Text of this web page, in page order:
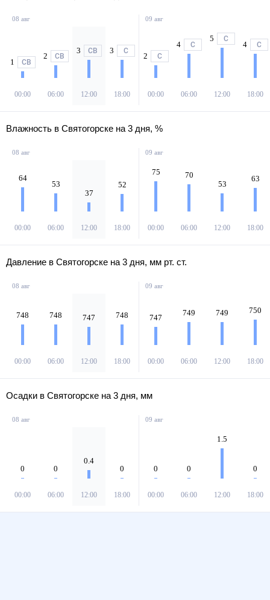
08 авг
1 СВ
00:00
2 СВ
06:00
3 СВ
12:00
3 С
18:00
09 авг
2 С
00:00
4 С
06:00
5 С
12:00
4 С
18:00
Влажность в Святогорске на 3 дня, %
08 авг
64
00:00
53
06:00
37
12:00
52
18:00
09 авг
75
00:00
70
06:00
53
12:00
63
18:00
Давление в Святогорске на 3 дня, мм рт. ст.
08 авг
748
00:00
748
06:00
747
12:00
748
18:00
09 авг
747
00:00
749
06:00
749
12:00
750
18:00
Осадки в Святогорске на 3 дня, мм
08 авг
0
00:00
0
06:00
0.4
12:00
0
18:00
09 авг
0
00:00
0
06:00
1.5
12:00
0
18:00